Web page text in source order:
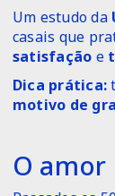
Um estudo da
casais que
satisfação e
Dica prática:
motivo de
O